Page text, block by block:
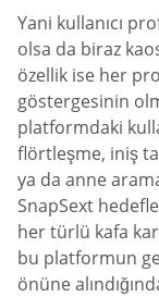
Yani kullanıcı
olsa da biraz
özellik ise her
göstergesinin
platformdaki
flörtleşme, iniş
ya da anne
SnapSext
her türlü kafa
bu platformun
önüne